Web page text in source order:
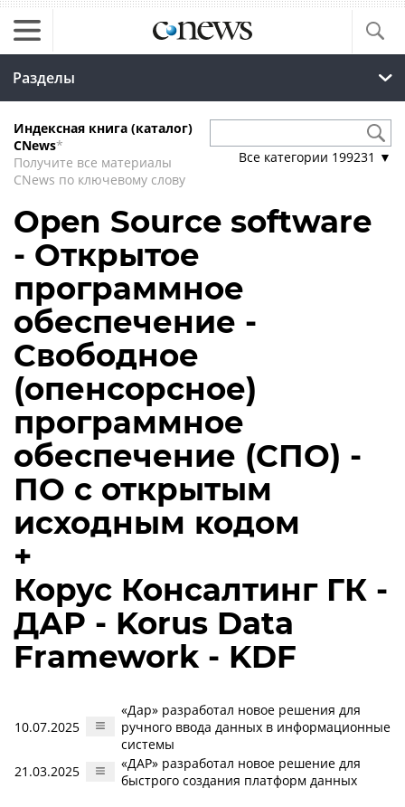
Разделы
Индексная книга (каталог)
CNews*
Получите все материалы
CNews по ключевому слову
Все категории 199231 ▼
Open Source software
- Открытое
программное
обеспечение -
Свободное
(опенсорсное)
программное
обеспечение (СПО) -
ПО с открытым
исходным кодом
+
Корус Консалтинг ГК -
ДАР - Korus Data
Framework - KDF
10.07.2025
«Дар» разработал новое решения для
ручного ввода данных в информационные
системы
21.03.2025
«ДАР» разработал новое решение для
быстрого создания платформ данных